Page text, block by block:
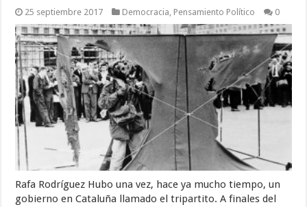
25 septiembre 2017 Democracia Pensamiento Político 0
Rafa Rodríguez Hubo una vez, hace ya mucho tiempo, un
gobierno en Cataluña llamado el tripartito. A finales del